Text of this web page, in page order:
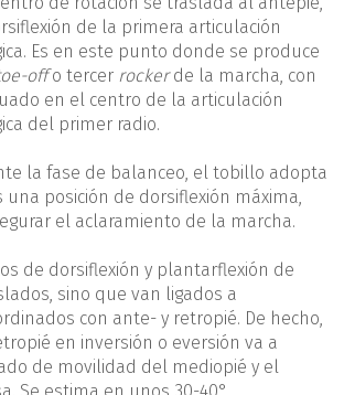
de la primera articulación
Es en este punto donde se produce
offo tercer rockerde la marcha, con
en el centro de la articulación
del primer radio.
la fase de balanceo, el tobillo adopta
una posición de dorsiflexión máxima,
el aclaramiento de la marcha.
de dorsiflexión y plantarflexión de
sino que van ligados a
con ante- y retropié. De hecho,
en inversión o eversión va a
de movilidad del mediopié y el